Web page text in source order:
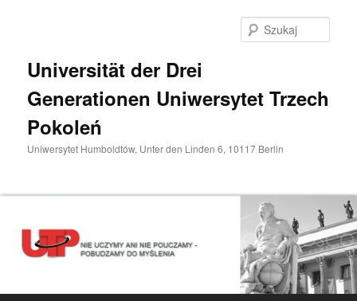
Universität der Drei
Generationen Uniwersytet Trzech
Pokoleń
Uniwersytet Humboldtów, Unter den Linden 6, 10117 Berlin